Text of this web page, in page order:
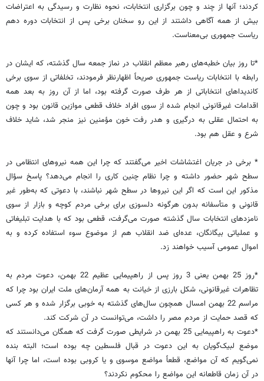
کردند؛ آنها از چند و چون برگزاری انتخابات، نحوه نظارت و رسیدگی به اعتراضات
بیش از همه آگاهی داشتند از این رو سخنان برخی پس از انتخابات دوره دهم
ریاست جمهوری بی‌معناست.
*تا روز بیان خطبه‌های رهبر معظم انقلاب در نماز جمعه سال گذشته، که ایشان در
رابطه با انتخابات ریاست جمهوری صریحاً اظهارنظر فرمودند، تخلفاتی از سوی برخی
کاندیداهای انتخاباتی از هر طرف صورت گرفته بود، اما از آن روز به بعد همه
اقدامات غیرقانونی انجام شده از سوی افراد خلاف قطعی موازین قانون بود و چون
به احتمال عقلی به درگیری و هدر رفت خون مؤمنین نیز منجر شد، شاید خلاف
شرع و عقل هم بود.
* برخی در جریان اغتشاشات اخیر می‌گفتند که چرا این همه نیروهای انتظامی در
سطح شهر حضور داشته و چرا نظام چنین کاری را انجام می‌دهد؟ پاسخ سؤال
مذکور این است که اگر این نیروها در سطح شهر نباشند، با دعوتی که به‌طور غیر
قانونی و متأسفانه بدون هرگونه دلسوزی برای برخی مردم کوچه و بازار از سوی
نامزدهای انتخابات سال گذشته صورت می‌گرفت، قطعی بود که با هدایت تبلیغاتی
و عملیاتی بیگانگان، عده‌ای ضد انقلاب هم از موضوع سوء استفاده کرده و به
اموال عمومی آسیب خواهند زد.
*روز 25 بهمن یعنی 3 روز پس از راهپیمایی عظیم 22 بهمن، دعوت مردم به
تظاهرات غیرقانونی، شکل بارزی از خیانت به همه آرمان‌های ملت ایران بود چرا که
مراسم 22 بهمن امسال همچون سال‌های گذشته به خوبی برگزار شده و هر کسی
که قصد حمایت از مردم مصر را داشت، می‌توانست در آن شرکت کند.
*دعوت به راهپیمایی 25 بهمن در شرایطی صورت گرفت که همگان می‌دانستند که
موضع لبیک‌گویان به این دعوت در قبال فلسطین چه بوده است؛ البته بنده
نمی‌گویم که آن مواضع، قطعاً مواضع موسوی و یا کروبی بوده است، اما چرا آنها
در آن زمان قاطعانه این مواضع را محکوم نکردند؟